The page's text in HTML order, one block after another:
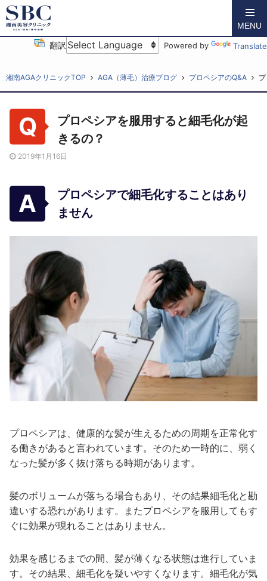
翻訳 Powered by Translate
MENU
湘南AGAクリニックTOP AGA（薄毛）治療ブログ プロペシアのQ&A
プロペシアを服用すると細毛化が起
きるの？
2019年1月16日
プロペシアで細毛化することはあり
ません
プロペシアは、健康的な髪が生えるための周期を正常化す
る働きがあると言われています。そのため一時的に、弱く
なった髪が多く抜け落ちる時期があります。
髪のボリュームが落ちる場合もあり、その結果細毛化と勘
違いする恐れがあります。またプロペシアを服用してもす
ぐに効果が現れることはありません。
効果を感じるまでの間、髪が薄くなる状態は進行していま
す。その結果、細毛化を疑いやすくなります。細毛化が気